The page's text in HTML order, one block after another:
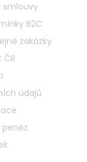
smlouvy
B2C
zakázky
údajů